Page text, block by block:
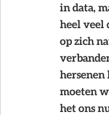
in data,
heel veel
op zich
moeten
het ons